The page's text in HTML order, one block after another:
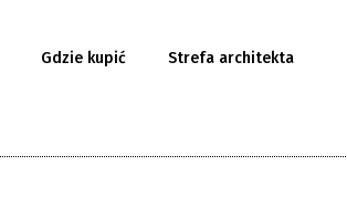
Gdzie kupić Strefa architekta